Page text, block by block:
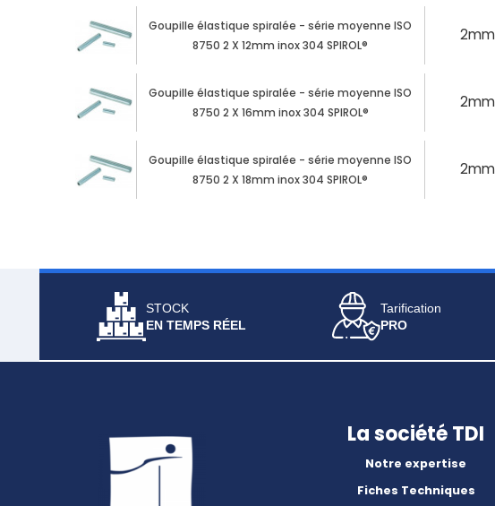
Goupille élastique spiralée - série moyenne ISO
8750 2 X 12mm inox 304 SPIROL®
2mm
Goupille élastique spiralée - série moyenne ISO
8750 2 X 16mm inox 304 SPIROL®
2mm
Goupille élastique spiralée - série moyenne ISO
8750 2 X 18mm inox 304 SPIROL®
2mm
STOCK
EN TEMPS RÉEL
Tarification
PRO
La société TDI
Notre expertise
Fiches Techniques